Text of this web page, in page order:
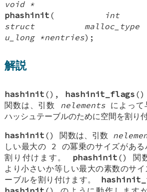
void *
phashinit ( int
struct
u_long *nentries);
解説
hashinit (), hashinit_flags ()
関数は、引数 nelementsによって
ハッシュテーブルのために空間を割り付
hashinit () 関数は、引数
しい最大の 2 の冪乗のサイズがある
割り付けます。 phashinit () 関
より小さいか等しい最大の素数のサ
ーブルを割り付けます。